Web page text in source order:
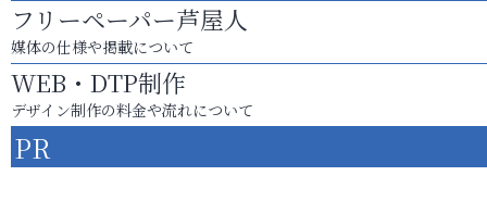
フリーペーパー芦屋人
媒体の仕様や掲載について
WEB・DTP制作
デザイン制作の料金や流れについて
PR